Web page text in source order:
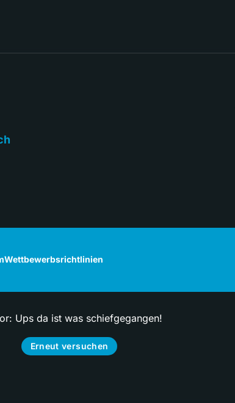
Wettbewerbsrichtlinien
Ups da ist was schiefgegangen!
Erneut versuchen